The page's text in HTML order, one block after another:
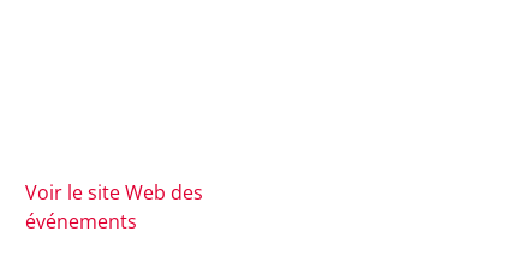
Voir le site Web des
événements